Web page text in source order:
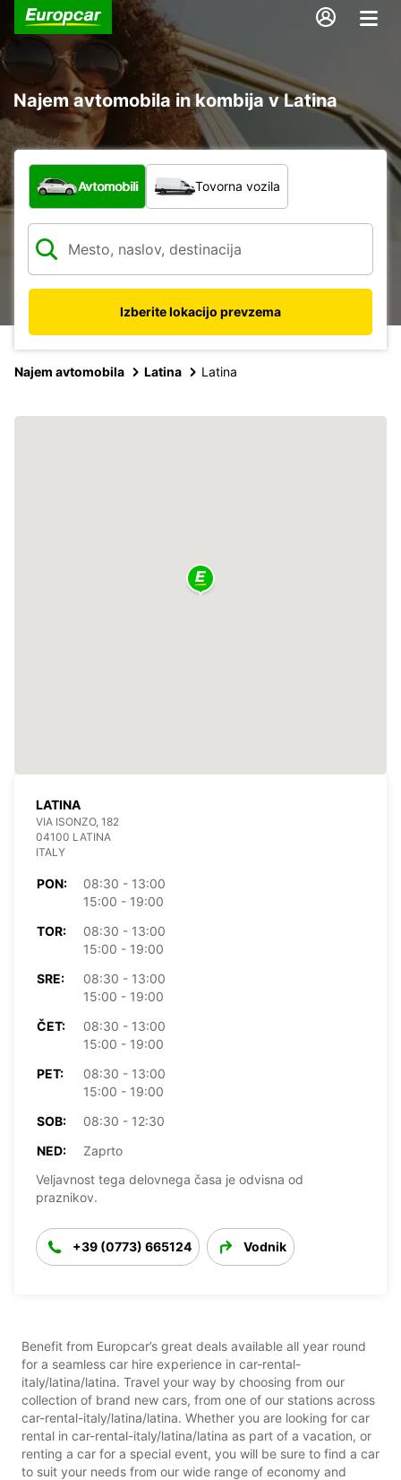
Najem avtomobila in kombija v Latina
Katera vrsta vozila?
Avtomobili Tovorna vozila
Izberite lokacijo prevzema
Najem avtomobila Latina Latina
LATINA
VIA ISONZO, 182
04100 LATINA
ITALY
PON:
08:30 - 13:00
15:00 - 19:00
TOR:
08:30 - 13:00
15:00 - 19:00
SRE:
08:30 - 13:00
15:00 - 19:00
ČET:
08:30 - 13:00
15:00 - 19:00
PET:
08:30 - 13:00
15:00 - 19:00
SOB:
08:30 - 12:30
NED:
Zaprto
Veljavnost tega delovnega časa je odvisna od
praznikov.
+39 (0773) 665124 Vodnik
Benefit from Europcar’s great deals available all year round
for a seamless car hire experience in car-rental-
italy/latina/latina. Travel your way by choosing from our
collection of brand new cars, from one of our stations across
car-rental-italy/latina/latina. Whether you are looking for car
rental in car-rental-italy/latina/latina as part of a vacation, or
renting a car for a special event, you will be sure to find a car
to suit your needs from our wide range of economy and